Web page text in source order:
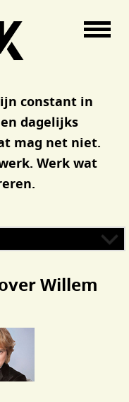
constant in
dagelijks
mag net niet.
Werk wat
Willem